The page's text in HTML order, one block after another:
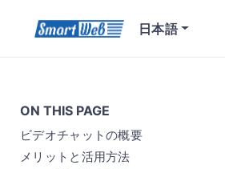
日本語
ON THIS PAGE
ビデオチャットの概要
メリットと活用方法